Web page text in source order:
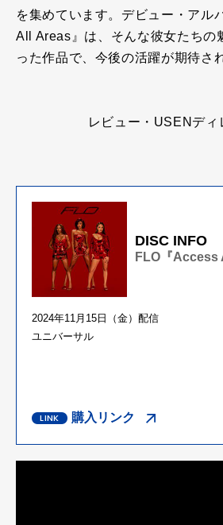
を集めています。デビュー・アル
All Areas』は、そんな彼女たちの
った作品で、今後の活躍が期待さ
レビュー・USENデ
DISC INFO
FLO『Access
2024年11月15日（金）配信
ユニバーサル
購入リンク